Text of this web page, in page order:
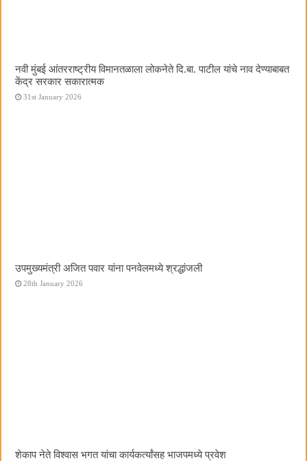
नवी मुंबई आंतरराष्ट्रीय विमानतळाला लोकनेते दि.बा. पाटील यांचे नाव देण्याबाबत
केंद्र सरकार सकारात्मक
31st January 2026
उपमुख्यमंत्री अजित पवार यांना पनवेलमध्ये श्रद्धांजली
28th January 2026
शेकाप नेते विश्वास भगत यांचा कार्यकर्त्यांसह भाजपमध्ये प्रवेश